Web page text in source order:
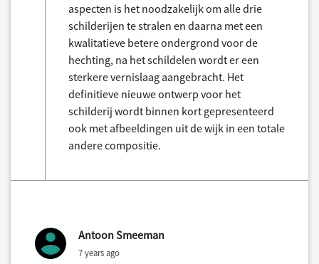
aspecten is het noodzakelijk om alle drie
schilderijen te stralen en daarna met een
kwalitatieve betere ondergrond voor de
hechting, na het schildelen wordt er een
sterkere vernislaag aangebracht. Het
definitieve nieuwe ontwerp voor het
schilderij wordt binnen kort gepresenteerd
ook met afbeeldingen uit de wijk in een totale
andere compositie.
Antoon Smeeman
7 years ago